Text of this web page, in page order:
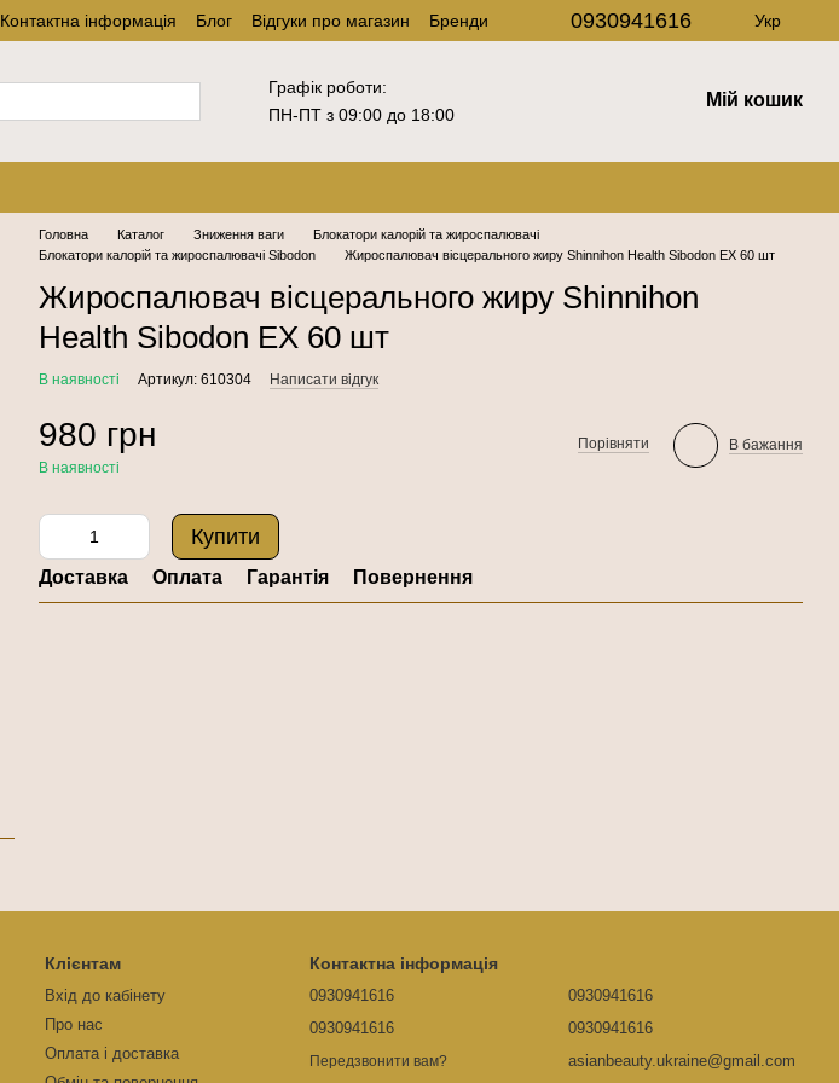
Контактна інформація Блог Відгуки про магазин Бренди 0930941616 Укр
Графік роботи:
ПН-ПТ з 09:00 до 18:00
Мій кошик
Головна Каталог Зниження ваги
Блокатори калорій та жироспалювачі
Блокатори калорій та жироспалювачі Sibodon
Жироспалювач вісцерального жиру Shinnihon Health Sibodon EX 60 шт
Жироспалювач вісцерального жиру Shinnihon
Health Sibodon EX 60 шт
В наявності Артикул: 610304 Написати відгук
980 грн
В наявності
Порівняти В бажання
Купити
Доставка Оплата Гарантія Повернення
Клієнтам
Вхід до кабінету
Про нас
Оплата і доставка
Контактна інформація
0930941616
0930941616
Передзвонити вам?
0930941616
0930941616
asianbeauty.ukraine@gmail.com